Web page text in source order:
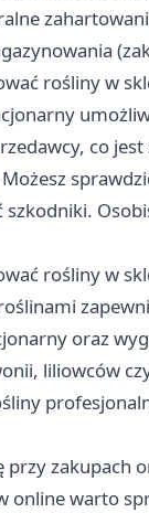
rośliny w
co
szkodniki.
rośliny w
oraz
liliowców
przy zakupach
online warto